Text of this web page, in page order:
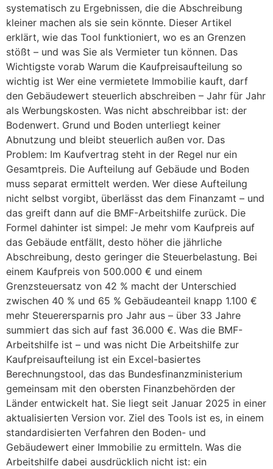
systematisch zu Ergebnissen, die die Abschreibung
kleiner machen als sie sein könnte. Dieser Artikel
erklärt, wie das Tool funktioniert, wo es an Grenzen
stößt – und was Sie als Vermieter tun können. Das
Wichtigste vorab Warum die Kaufpreisaufteilung so
wichtig ist Wer eine vermietete Immobilie kauft, darf
den Gebäudewert steuerlich abschreiben – Jahr für Jahr
als Werbungskosten. Was nicht abschreibbar ist: der
Bodenwert. Grund und Boden unterliegt keiner
Abnutzung und bleibt steuerlich außen vor. Das
Problem: Im Kaufvertrag steht in der Regel nur ein
Gesamtpreis. Die Aufteilung auf Gebäude und Boden
muss separat ermittelt werden. Wer diese Aufteilung
nicht selbst vorgibt, überlässt das dem Finanzamt – und
das greift dann auf die BMF-Arbeitshilfe zurück. Die
Formel dahinter ist simpel: Je mehr vom Kaufpreis auf
das Gebäude entfällt, desto höher die jährliche
Abschreibung, desto geringer die Steuerbelastung. Bei
einem Kaufpreis von 500.000 € und einem
Grenzsteuersatz von 42 % macht der Unterschied
zwischen 40 % und 65 % Gebäudeanteil knapp 1.100 €
mehr Steuerersparnis pro Jahr aus – über 33 Jahre
summiert das sich auf fast 36.000 €. Was die BMF-
Arbeitshilfe ist – und was nicht Die Arbeitshilfe zur
Kaufpreisaufteilung ist ein Excel-basiertes
Berechnungstool, das das Bundesfinanzministerium
gemeinsam mit den obersten Finanzbehörden der
Länder entwickelt hat. Sie liegt seit Januar 2025 in einer
aktualisierten Version vor. Ziel des Tools ist es, in einem
standardisierten Verfahren den Boden- und
Gebäudewert einer Immobilie zu ermitteln. Was die
Arbeitshilfe dabei ausdrücklich nicht ist: ein